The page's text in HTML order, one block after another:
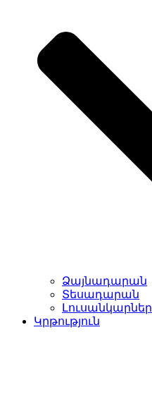
Ձայնադարան
Տեսադարան
Լուսանկարներ
Կրթություն